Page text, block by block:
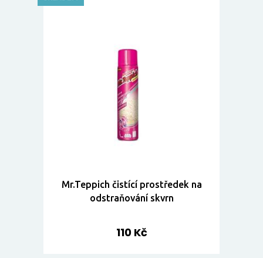
Mr.Teppich čistící prostředek na
odstraňování skvrn
110 Kč